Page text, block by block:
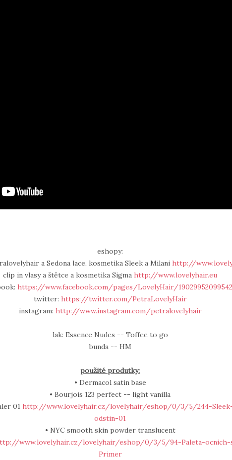
eshopy:
a Sedona lace, kosmetika Sleek a Milani http://
clip in vlasy a štětce a kosmetika Sigmahttp://www.lovelyhair.eu
https://www.facebook.com/pages/LovelyHair/
twitter: https://twitter.com/PetraLovelyHair
instagram: http://www.instagram.com/petralovelyhair
lak: Essence Nudes -- Toffee to go
bunda -- HM
použité produtky:
• Dermacol satin base
• Bourjois 123 perfect -- light vanilla
01http://www.lovelyhair.cz/lovelyhair/eshop/0/3/5/244-
odstin-01
• NYC smooth skin powder translucent
www.lovelyhair.cz/lovelyhair/eshop/0/3/5/94-Paleta-ocnich-
Primer